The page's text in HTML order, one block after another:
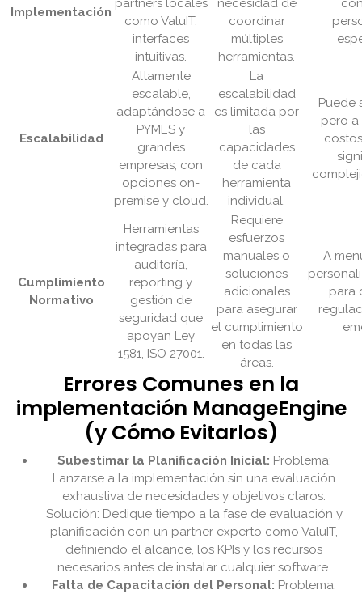
Implementación
partners locales
como ValuIT,
interfaces
intuitivas.
necesidad de
coordinar
múltiples
herramientas.
Escalabilidad
Altamente
escalable,
adaptándose a
PYMES y
grandes
empresas, con
opciones on-
premise y cloud.
La
escalabilidad
es limitada por
las
capacidades
de cada
herramienta
individual.
Puede
pero
Cumplimiento
Normativo
Herramientas
integradas para
auditoría,
reporting y
gestión de
seguridad que
apoyan Ley
1581, ISO 27001.
Requiere
esfuerzos
manuales o
soluciones
adicionales
para asegurar
el cumplimiento
en todas las
áreas.
A
para
Errores Comunes en la
implementación ManageEngine
(y Cómo Evitarlos)
Subestimar la Planificación Inicial: Problema:
Lanzarse a la implementación sin una evaluación
exhaustiva de necesidades y objetivos claros.
Solución: Dedique tiempo a la fase de evaluación y
planificación con un partner experto como ValuIT,
definiendo el alcance, los KPIs y los recursos
necesarios antes de instalar cualquier software.
Falta de Capacitación del Personal: Problema: